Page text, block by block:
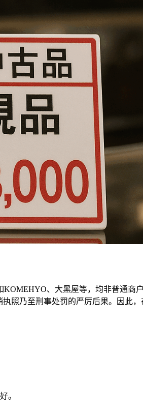
、大黑屋等，均非普通商
照乃至刑事处罚的严厉后果。因此，
。